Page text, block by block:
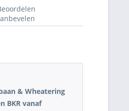
& Wheatering
BKR vanaf